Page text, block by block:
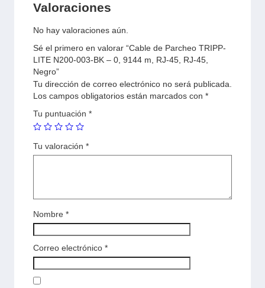
Valoraciones
No hay valoraciones aún.
Sé el primero en valorar “Cable de Parcheo TRIPP-
LITE N200-003-BK – 0, 9144 m, RJ-45, RJ-45,
Negro”
Tu dirección de correo electrónico no será publicada.
Los campos obligatorios están marcados con *
Tu puntuación *
Tu valoración *
Nombre *
Correo electrónico *